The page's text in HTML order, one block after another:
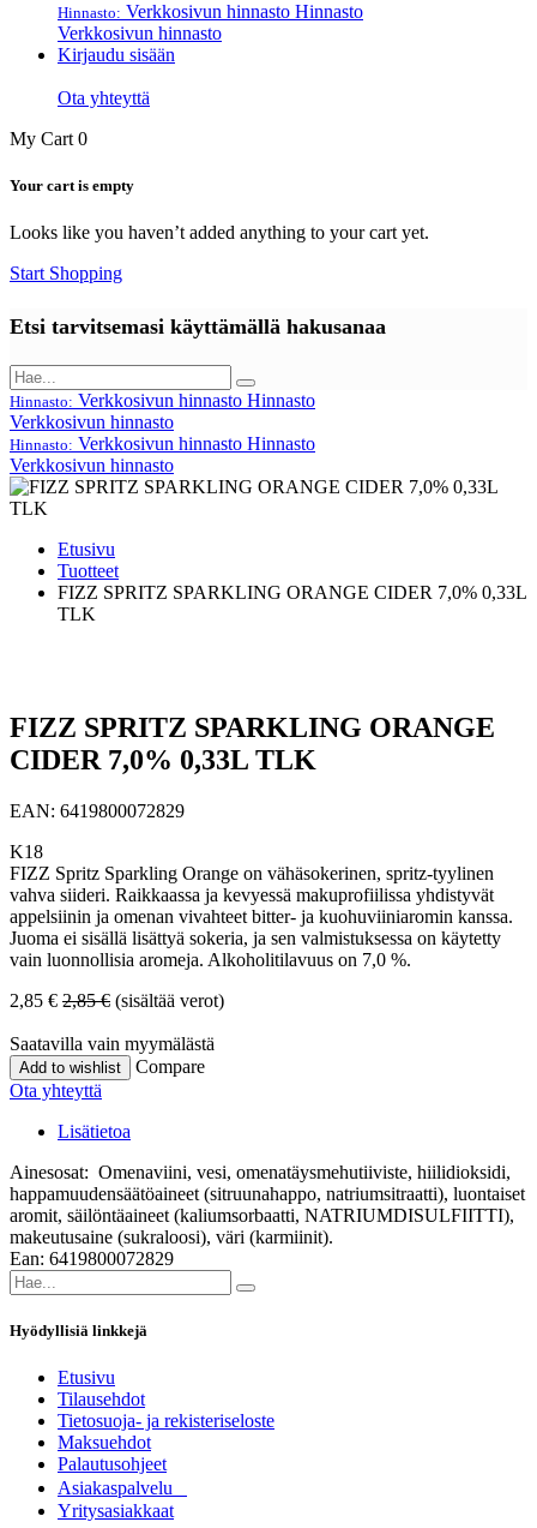
Hinnasto: Verkkosivun hinnasto Hinnasto
Verkkosivun hinnasto
Kirjaudu sisään
Ota yhteyttä
My Cart 0
Your cart is empty
Looks like you haven’t added anything to your cart yet.
Start Shopping
Etsi tarvitsemasi käyttämällä hakusanaa
Hinnasto: Verkkosivun hinnasto Hinnasto
Verkkosivun hinnasto
Hinnasto: Verkkosivun hinnasto Hinnasto
Verkkosivun hinnasto
Etusivu
Tuotteet
FIZZ SPRITZ SPARKLING ORANGE CIDER 7,0% 0,33L
TLK
FIZZ SPRITZ SPARKLING ORANGE
CIDER 7,0% 0,33L TLK
EAN: 6419800072829
K18
FIZZ Spritz Sparkling Orange on vähäsokerinen, spritz-tyylinen
vahva siideri. Raikkaassa ja kevyessä makuprofiilissa yhdistyvät
appelsiinin ja omenan vivahteet bitter- ja kuohuviiniaromin kanssa.
Juoma ei sisällä lisättyä sokeria, ja sen valmistuksessa on käytetty
vain luonnollisia aromeja. Alkoholitilavuus on 7,0 %.
2,85 € 2,85€ (sisältää verot)
Saatavilla vain myymälästä
Add to wishlist
Compare
Ota yhteyttä
Lisätietoa
Ainesosat: Omenaviini, vesi, omenatäysmehutiiviste, hiilidioksidi,
happamuudensäätöaineet (sitruunahappo, natriumsitraatti), luontaiset
aromit, säilöntäaineet (kaliumsorbaatti, NATRIUMDISULFIITTI),
makeutusaine (sukraloosi), väri (karmiinit).
Ean: 6419800072829
Hyödyllisiä linkkejä
Etusivu
Tilausehdot
Tietosuoja- ja rekisteriseloste
Maksuehdot
Palautusohjeet
Asia​k​aspalvelu
​Yritysasiakkaat